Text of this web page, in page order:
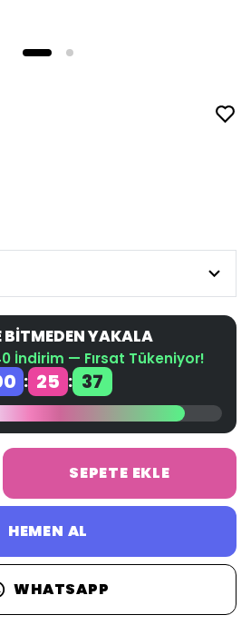
BİTMEDEN YAKALA
İndirim — Fırsat Tükeniyor!
: 25 : 37
SEPETE EKLE
HEMEN AL
WHATSAPP